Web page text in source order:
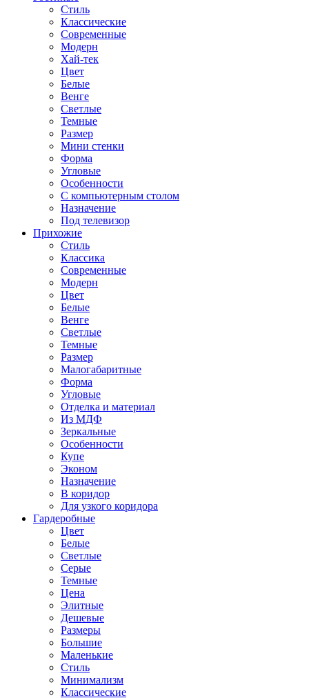
Стиль
Классические
Современные
Модерн
Хай-тек
Цвет
Белые
Венге
Светлые
Темные
Размер
Мини стенки
Форма
Угловые
Особенности
С компьютерным столом
Назначение
Под телевизор
Прихожие
Стиль
Классика
Современные
Модерн
Цвет
Белые
Венге
Светлые
Темные
Размер
Малогабаритные
Форма
Угловые
Отделка и материал
Из МДФ
Зеркальные
Особенности
Купе
Эконом
Назначение
В коридор
Для узкого коридора
Гардеробные
Цвет
Белые
Светлые
Серые
Темные
Цена
Элитные
Дешевые
Размеры
Большие
Маленькие
Стиль
Минимализм
Классические